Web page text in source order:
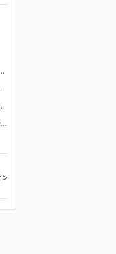
은 얼마나 걸리나요?
있을까요?
이마에 보톡스 맞은 후 인상 쓰면 다시 주름이 생길까요?
>